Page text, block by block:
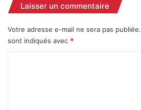
Laisser un commentaire
Votre adresse e-mail ne sera pas publiée.
sont indiqués avec *